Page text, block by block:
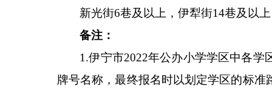
新光街6巷及以上，伊犁街14巷及以
备注：
1.伊宁市2022年公办小学学区中各
牌号名称，最终报名时以划定学区的标